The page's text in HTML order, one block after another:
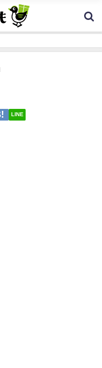
LINE